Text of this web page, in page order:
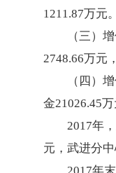
1211.87万元。
（三）
2748.66万元
（四）
金21026.45万
2017年
元，武进分